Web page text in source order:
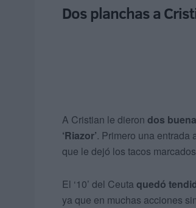
Dos planchas a
A Cristian le dieron dos
‘Riazor’. Primero una entrada
que le dejó los tacos
El ‘10’ del Ceuta quedó
ya que en muchas acciones